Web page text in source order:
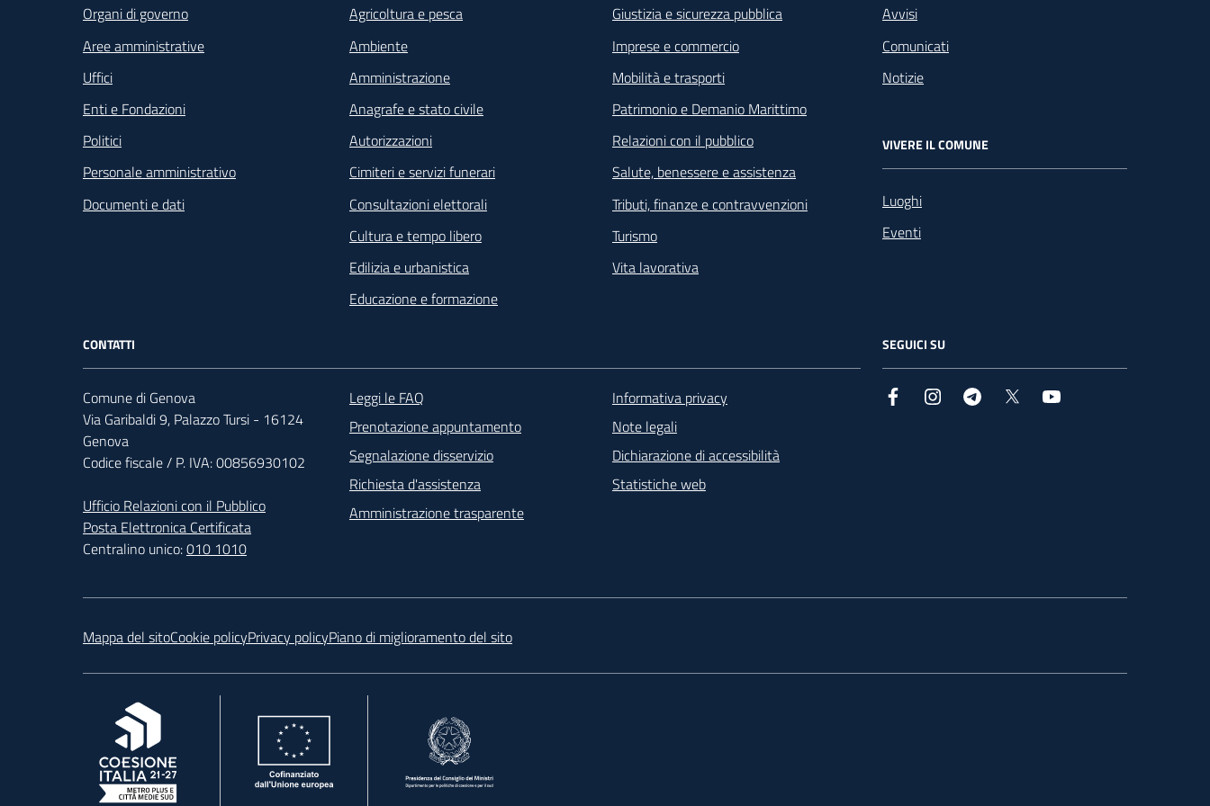
Organi di governo
Aree amministrative
Uffici
Enti e Fondazioni
Politici
Personale amministrativo
Documenti e dati
Agricoltura e pesca
Ambiente
Amministrazione
Anagrafe e stato civile
Autorizzazioni
Cimiteri e servizi funerari
Consultazioni elettorali
Cultura e tempo libero
Edilizia e urbanistica
Educazione e formazione
Giustizia e sicurezza pubblica
Imprese e commercio
Mobilità e trasporti
Patrimonio e Demanio Marittimo
Relazioni con il pubblico
Salute, benessere e assistenza
Tributi, finanze e contravvenzioni
Turismo
Vita lavorativa
Avvisi
Comunicati
Notizie
VIVERE IL COMUNE
Luoghi
Eventi
CONTATTI
Comune di Genova
Via Garibaldi 9, Palazzo Tursi - 16124
Genova
Codice fiscale / P. IVA: 00856930102
Ufficio Relazioni con il Pubblico
Posta Elettronica Certificata
Centralino unico:010 1010
Footer - Contatti
Leggi le FAQ
Prenotazione appuntamento
Segnalazione disservizio
Richiesta d'assistenza
Amministrazione trasparente
Informativa privacy
Note legali
Dichiarazione di accessibilità
Statistiche web
SEGUICI SU
Facebook InstagramTelegram
Footer
Mappa del sitoCookie policyPrivacy policyPiano di miglioramento del sito
, apre in una nuova scheda